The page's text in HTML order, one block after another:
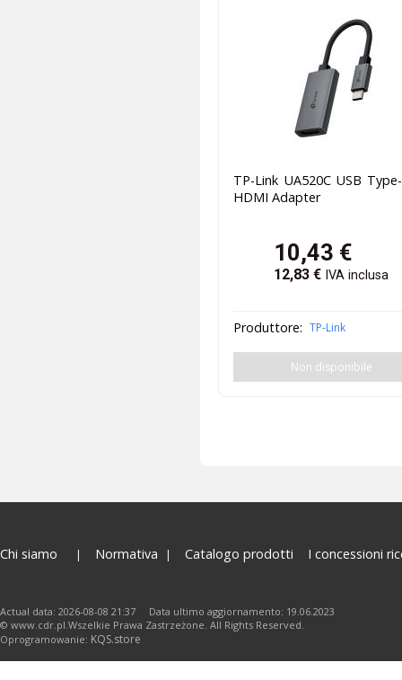
TP-Link UA520C USB
HDMI Adapter
10,43 €
12,83 € IVA inclusa
Produttore: TP-Link
Non disponibile
Chi siamo Normativa Catalogo prodotti I concessioni
Actual data: 2026-08-08 21:37 Data ultimo aggiornamento: 19.06.2023
© www.cdr.pl.Wszelkie Prawa Zastrzeżone. All Rights Reserved.
Oprogramowanie: KQS.store